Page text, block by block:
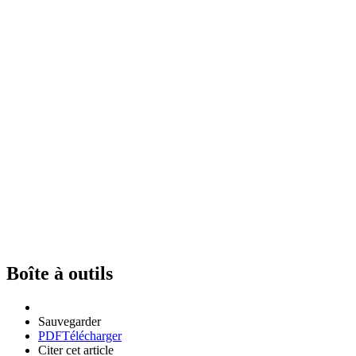
Boîte à outils
Sauvegarder
PDFTélécharger
Citer cet article